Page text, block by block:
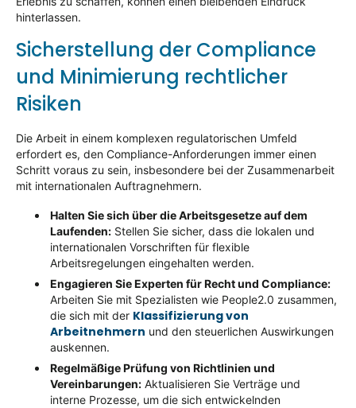
hinterlassen.
Sicherstellung der Compliance
und Minimierung rechtlicher
Risiken
Die Arbeit in einem komplexen regulatorischen Umfeld
erfordert es, den Compliance-Anforderungen immer einen
Schritt voraus zu sein, insbesondere bei der Zusammenarbeit
mit internationalen Auftragnehmern.
Halten Sie sich über die Arbeitsgesetze auf dem
Laufenden: Stellen Sie sicher, dass die lokalen und
internationalen Vorschriften für flexible
Arbeitsregelungen eingehalten werden.
Engagieren Sie Experten für Recht und Compliance:
Arbeiten Sie mit Spezialisten wie People2.0 zusammen,
die sich mit der Klassifizierung von
Arbeitnehmern und den steuerlichen Auswirkungen
auskennen.
Regelmäßige Prüfung von Richtlinien und
Vereinbarungen: Aktualisieren Sie Verträge und
interne Prozesse, um die sich entwickelnden